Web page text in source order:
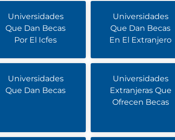
Universidades
Que Dan Becas
Por El Icfes
Universidades
Que Dan Becas
En El Extranjero
Universidades
Que Dan Becas
Universidades
Extranjeras Que
Ofrecen Becas